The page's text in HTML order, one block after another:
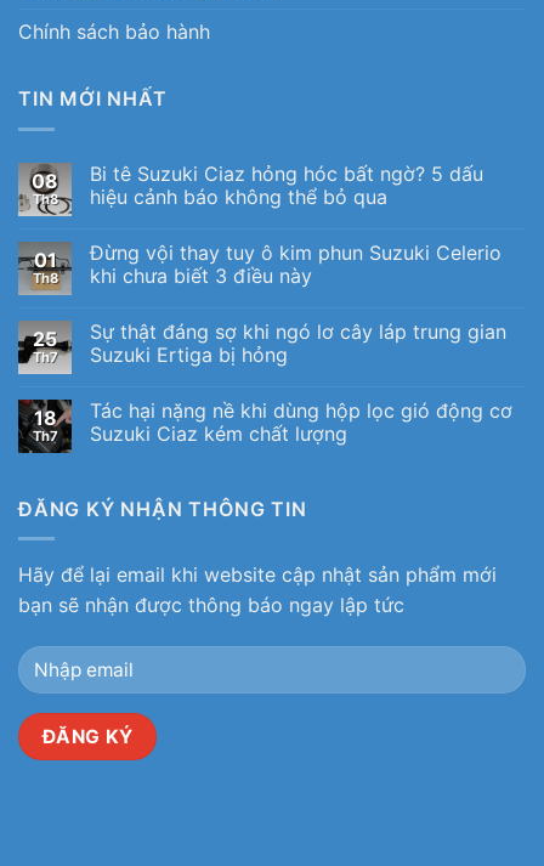
Chính sách bảo hành
TIN MỚI NHẤT
08
Th8
Bi tê Suzuki Ciaz hỏng hóc bất ngờ? 5 dấu
hiệu cảnh báo không thể bỏ qua
01
Th8
Đừng vội thay tuy ô kim phun Suzuki Celerio
khi chưa biết 3 điều này
25
Th7
Sự thật đáng sợ khi ngó lơ cây láp trung gian
Suzuki Ertiga bị hỏng
18
Th7
Tác hại nặng nề khi dùng hộp lọc gió động cơ
Suzuki Ciaz kém chất lượng
ĐĂNG KÝ NHẬN THÔNG TIN
Hãy để lại email khi website cập nhật sản phẩm mới
bạn sẽ nhận được thông báo ngay lập tức